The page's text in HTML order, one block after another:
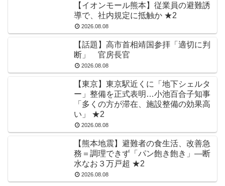
【イオンモール熊本】従業員の避難誘
導で、社内規定に抵触か ★2
2026.08.08
【話題】高市首相靖国参拝「適切に判
断」 官房長官
2026.08.08
【東京】東京駅近くに「地下シェルタ
ー」整備を正式表明…小池百合子知事
「多くの方が滞在、施設整備の効果高
い」 ★2
2026.08.08
【熊本地震】避難者の食生活、改善急
務＝調理できず「パン飽き飽き」―断
水なお３万戸超 ★2
2026.08.08